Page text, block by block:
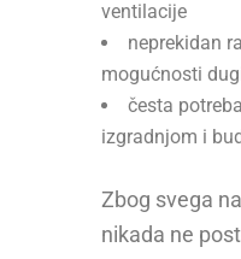
ventilacije
neprekidan
mogućnosti
česta
izgradnjom i
Zbog svega
nikada ne